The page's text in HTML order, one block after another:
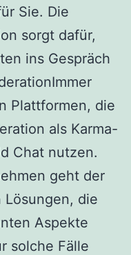
Sie. Die
sorgt dafür,
ins Gespräch
Plattformen, die
als Karma-
Chat nutzen.
geht der
Lösungen, die
Aspekte
solche Fälle